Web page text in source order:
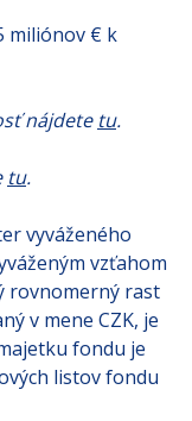
miliónov € k
nájdete tu.
tu.
vyváženého
vzťahom
rovnomerný rast
v mene CZK, je
fondu je
listov fondu